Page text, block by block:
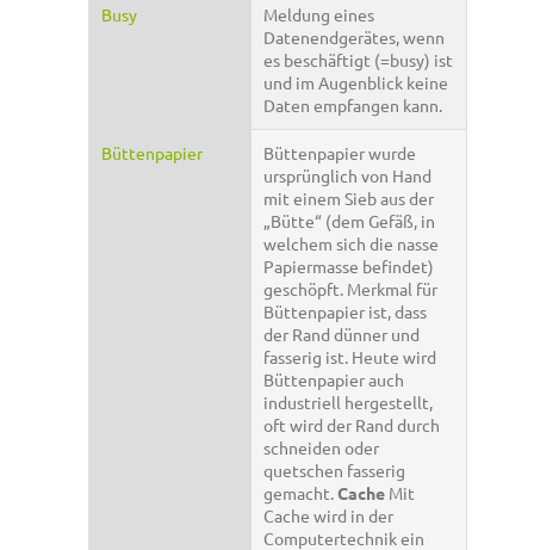
Busy
Meldung eines
Datenendgerätes, wenn
es beschäftigt (=busy) ist
und im Augenblick keine
Daten empfangen kann.
Büttenpapier
Büttenpapier wurde
ursprünglich von Hand
mit einem Sieb aus der
„Bütte“ (dem Gefäß, in
welchem sich die nasse
Papiermasse befindet)
geschöpft. Merkmal für
Büttenpapier ist, dass
der Rand dünner und
fasserig ist. Heute wird
Büttenpapier auch
industriell hergestellt,
oft wird der Rand durch
schneiden oder
quetschen fasserig
gemacht.Cache Mit
Cache wird in der
Computertechnik ein